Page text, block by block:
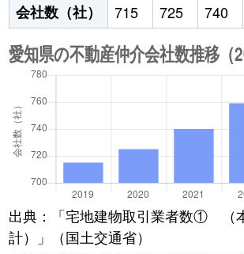
会社数（社）
715 725 740
出典：「宅地建物取引業者数① （
計）」（国土交通省）